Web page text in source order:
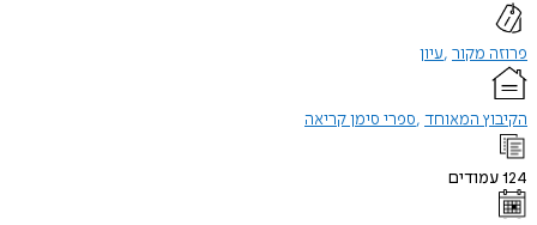
פרוזה מקור עיון
הקיבוץ המאוחד ספרי סימן קריאה
124עמודים